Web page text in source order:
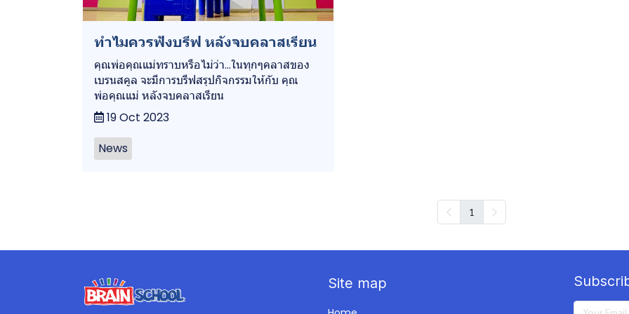
ทำไมควรฟังบรีฟ หลังจบคลาสเรียน
คุณพ่อคุณแม่ทราบหรือไม่ว่า...ในทุกๆคลาสของ
เบรนสคูล จะมีการบรีฟสรุปกิจกรรมให้กับ คุณ
พ่อคุณแม่ หลังจบคลาสเรียน
19 Oct 2023
News
1
Site map